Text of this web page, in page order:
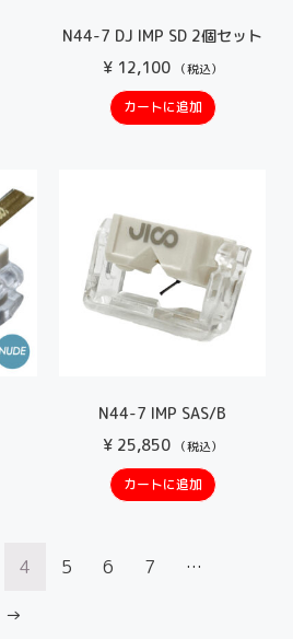
N44-7 DJ IMP SD 2個セット
¥12,100 （税込）
カートに追加
N44-7 IMP SAS/B
¥25,850 （税込）
カートに追加
4 5 6 7
…
→